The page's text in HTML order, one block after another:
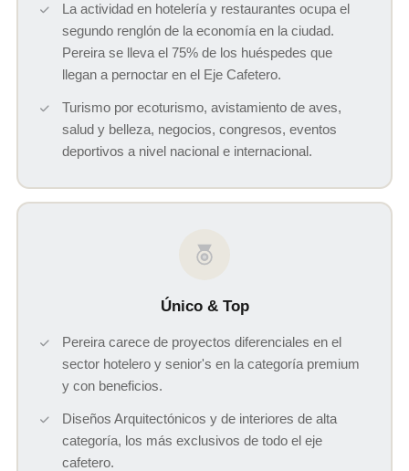
La actividad en hotelería y restaurantes ocupa el
segundo renglón de la economía en la ciudad.
Pereira se lleva el 75% de los huéspedes que
llegan a pernoctar en el Eje Cafetero.
Turismo por ecoturismo, avistamiento de aves,
salud y belleza, negocios, congresos, eventos
deportivos a nivel nacional e internacional.
Único & Top
Pereira carece de proyectos diferenciales en el
sector hotelero y senior's en la categoría premium
y con beneficios.
Diseños Arquitectónicos y de interiores de alta
categoría, los más exclusivos de todo el eje
cafetero.